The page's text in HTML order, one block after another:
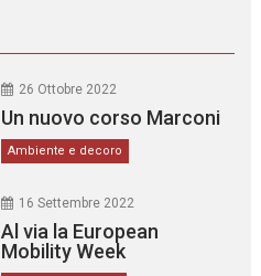
26 Ottobre 2022
Un nuovo corso Marconi
Ambiente e decoro
16 Settembre 2022
Al via la European
Mobility Week